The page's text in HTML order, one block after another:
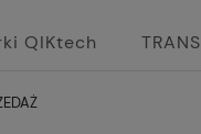
QIKtech